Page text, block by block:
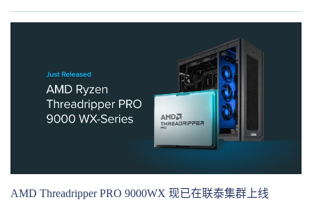
AMD Threadripper PRO 9000WX 现已在联泰集群上线